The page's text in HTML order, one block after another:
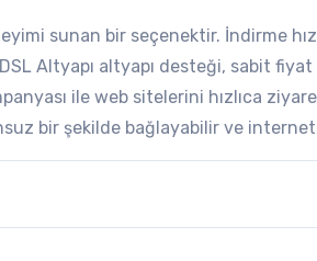
sunan bir seçenektir. İndirme
Altyapı altyapı desteği, sabit
ile web sitelerini hızlıca
bir şekilde bağlayabilir ve